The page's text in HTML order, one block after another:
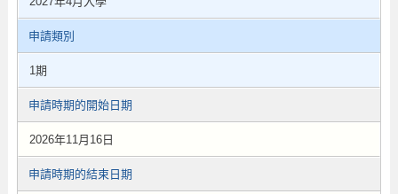
申請類別
1期
申請時期的開始日期
2026年11月16日
申請時期的結束日期